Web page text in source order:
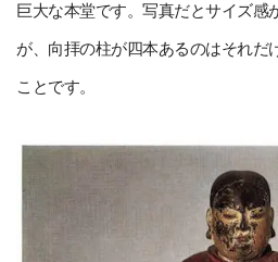
巨大な本堂です。写真だとサイズ感
が、向拝の柱が四本あるのはそれだ
ことです。